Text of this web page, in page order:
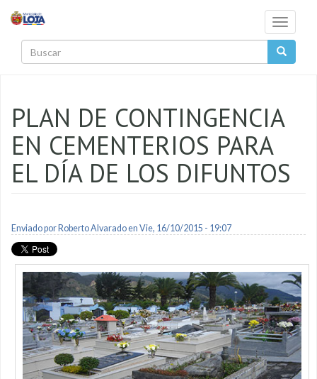
Toggle
PLAN DE CONTINGENCIA
EN CEMENTERIOS PARA
EL DÍA DE LOS DIFUNTOS
Enviado por Roberto Alvaradoen Vie, 16/10/2015 - 19:07